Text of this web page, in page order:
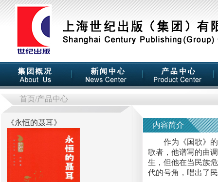
首页/产品中心
《永恒的聂耳》 内容简介
作为《国歌》的
歌者，他谱写的曲
生，但他在当民族
代的号角，唱出了